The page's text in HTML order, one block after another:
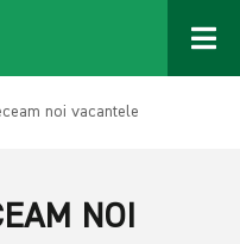
noi vacantele
NOI